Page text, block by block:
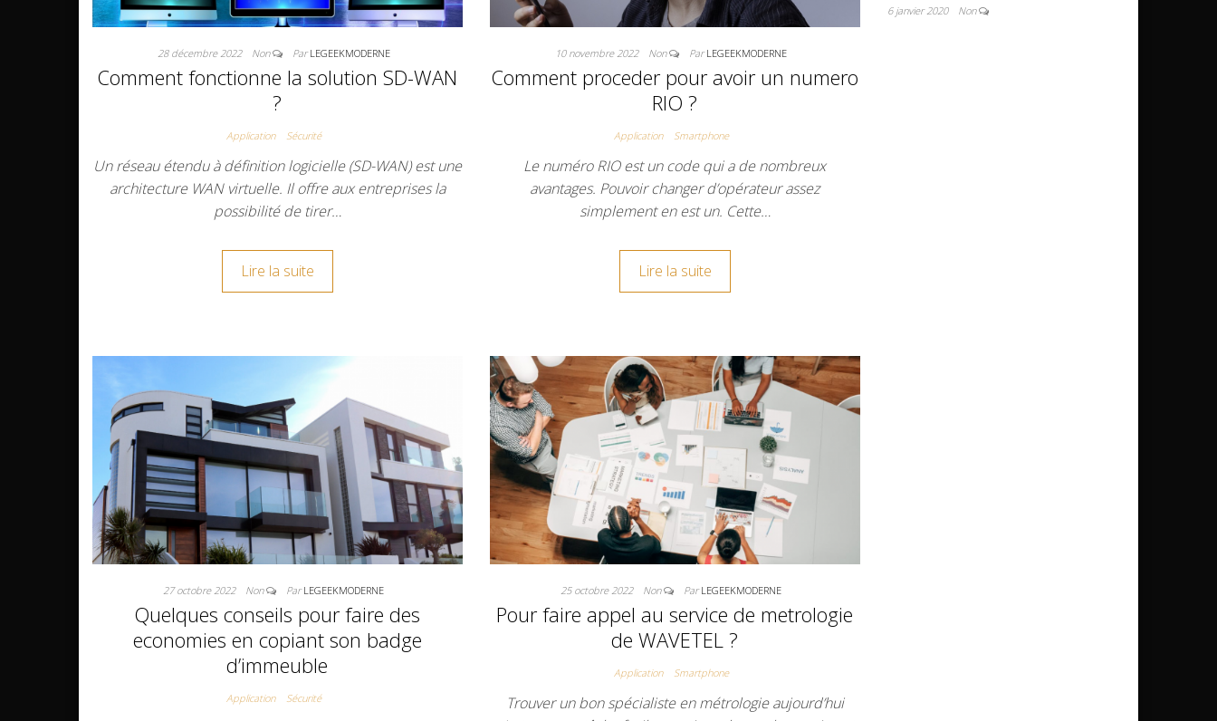
28 décembre 2022 Non ParLEGEEKMODERNE
Comment fonctionne la solution SD-WAN
?
Application Sécurité
Un réseau étendu à définition logicielle (SD-WAN) est une
architecture WAN virtuelle. Il offre aux entreprises la
possibilité de tirer…
Lire la suite
10 novembre 2022 Non ParLEGEEKMODERNE
Comment proceder pour avoir un numero
RIO ?
Application Smartphone
Le numéro RIO est un code qui a de nombreux
avantages. Pouvoir changer d’opérateur assez
simplement en est un. Cette…
Lire la suite
27 octobre 2022 Non ParLEGEEKMODERNE
Quelques conseils pour faire des
economies en copiant son badge
d’immeuble
Application Sécurité
25 octobre 2022 Non ParLEGEEKMODERNE
Pour faire appel au service de metrologie
de WAVETEL ?
Application Smartphone
Trouver un bon spécialiste en métrologie aujourd’hui
6 janvier 2020 Non